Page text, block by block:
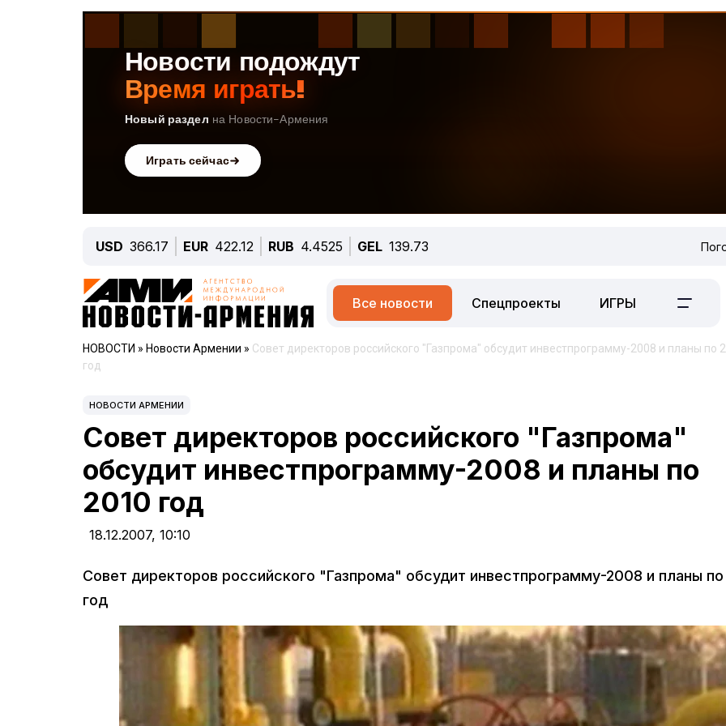
USD 366.17 EUR 422.12 RUB 4.4525 GEL 139.73
Все новости Спецпроекты ИГРЫ
НОВОСТИ » Новости Армении » Совет директоров российского "Газпрома" обсудит инвестпрограмму-2008 и планы по
год
НОВОСТИ АРМЕНИИ
Совет директоров российского "Газпрома"
обсудит инвестпрограмму-2008 и планы по
2010 год
18.12.2007, 10:10
Совет директоров российского "Газпрома" обсудит инвестпрограмму-2008 и планы по
год